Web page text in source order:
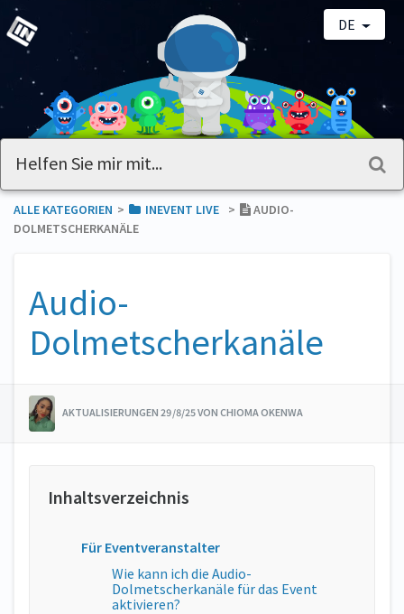
DE
ALLE KATEGORIEN ​>​ ​INEVENT LIVE ​>​
AUDIO-
DOLMETSCHERKANÄLE
Audio-
Dolmetscherkanäle
AKTUALISIERUNGEN 29/8/25 VON CHIOMA OKENWA
Für Eventveranstalter
Wie kann ich die Audio-
Dolmetscherkanäle für das Event
aktivieren?